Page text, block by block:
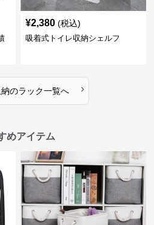
¥2,380 (税込)
吸着式トイレ収納シェルフ
のラック一覧へ ›
めアイテム